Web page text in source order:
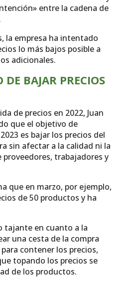
entre la cadena de
la empresa ha intentado
lo más bajos posible a
adicionales.
DE BAJAR PRECIOS
de precios en 2022, Juan
que el objetivo de
es bajar los precios del
sin afectar a la calidad ni la
trabajadores y
que en marzo, por ejemplo,
de 50 productos y ha
tajante en cuanto a la
una cesta de la compra
contener los precios,
topando los precios se
de los productos.